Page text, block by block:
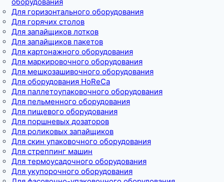
Для горизонтального оборудования
Для горячих столов
Для запайщиков лотков
Для запайщиков пакетов
Для картонажного оборудования
Для маркировочного оборудования
Для мешкозашивочного оборудования
Для оборудования HoReCa
Для паллетоупаковочного оборудования
Для пельменного оборудования
Для пищевого оборудования
Для поршневых дозаторов
Для роликовых запайщиков
Для скин упаковочного оборудования
Для стреппинг машин
Для термоусадочного оборудования
Для укупорочного оборудования